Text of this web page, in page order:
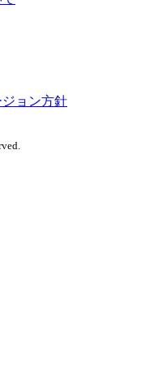
ョン方針